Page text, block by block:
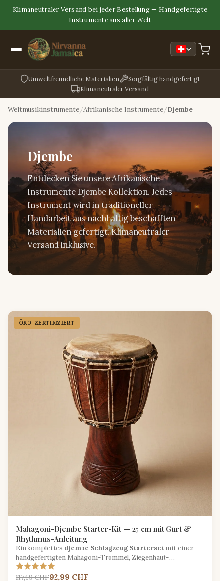
Klimaneutraler Versand bei jeder Bestellung — Handgefertigte
Instrumente aus aller Welt
Umweltfreundliche Materialien
Sorgfältig handgefertigt
Klimaneutraler Versand
Weltmusikinstrumente Afrikanische Instrumente Djembe
Djembe
Entdecken Sie unsere Afrikanische
Instrumente Djembe Kollektion. Jedes
Instrument wird in traditioneller
Handarbeit aus nachhaltig beschafften
Materialien gefertigt. Klimaneutraler
Versand inklusive.
ÖKO-ZERTIFIZIERT
Mahagoni-Djembe Starter-Kit — 25 cm mit Gurt &
Rhythmus-Anleitung
Ein komplettes djembe Schlagzeug Starterset mit einer
handgefertigten Mahagoni-Trommel, Ziegenhaut-
Schlagfläche, verstellbarem Schultergurt und einem
Rhythmusheft aus Westafrika.
117,99 CHF92,99 CHF